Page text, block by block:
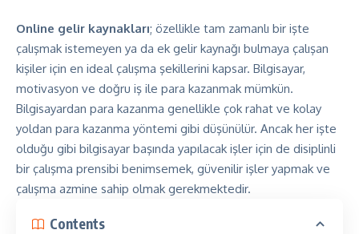
Online gelir kaynakları; özellikle tam zamanlı bir işte
çalışmak istemeyen ya da ek gelir kaynağı bulmaya çalışan
kişiler için en ideal çalışma şekillerini kapsar. Bilgisayar,
motivasyon ve doğru iş ile para kazanmak mümkün.
Bilgisayardan para kazanma genellikle çok rahat ve kolay
yoldan para kazanma yöntemi gibi düşünülür. Ancak her işte
olduğu gibi bilgisayar başında yapılacak işler için de disiplinli
bir çalışma prensibi benimsemek, güvenilir işler yapmak ve
çalışma azmine sahip olmak gerekmektedir.
Contents